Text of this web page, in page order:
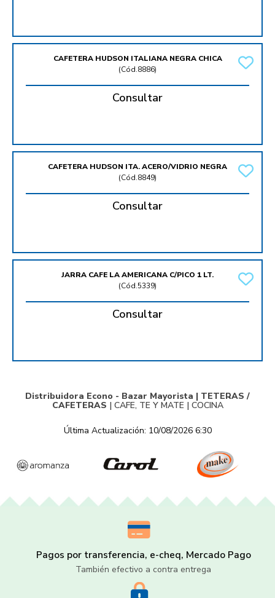
CAFETERA HUDSON ITALIANA NEGRA CHICA
(Cód.8886)
Consultar
CAFETERA HUDSON ITA. ACERO/VIDRIO NEGRA
(Cód.8849)
Consultar
JARRA CAFE LA AMERICANA C/PICO 1 LT.
(Cód.5339)
Consultar
Distribuidora Econo - Bazar Mayorista | TETERAS /
CAFETERAS | CAFE, TE Y MATE | COCINA
Última Actualización: 10/08/2026 6:30
Pagos por transferencia, e-cheq, Mercado Pago
También efectivo a contra entrega